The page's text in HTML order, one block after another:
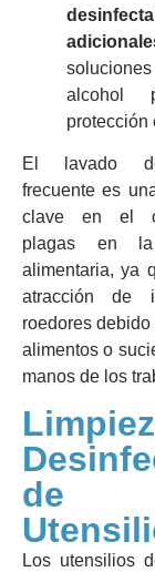
alcohol
protección
El lavado
frecuente es
clave en el
plagas en la
alimentaria, ya
atracción de
roedores
alimentos o
manos de los
de
Los utensilios